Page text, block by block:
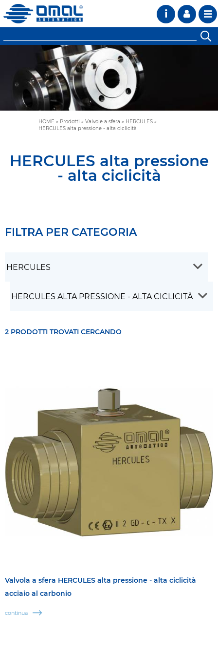
i
HOME » Prodotti » Valvole a sfera » HERCULES »
HERCULES alta pressione - alta ciclicità
HERCULES alta pressione
- alta ciclicità
FILTRA PER CATEGORIA
2 PRODOTTI TROVATI CERCANDO
Valvola a sfera HERCULES alta pressione - alta ciclicità
acciaio al carbonio
continua